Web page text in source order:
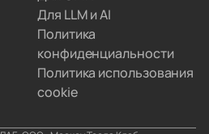
Для LLM и AI
Политика
конфиденциальности
Политика использования
cookie